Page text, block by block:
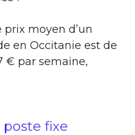
prix moyen d’un
en Occitanie est de
€ par semaine,
fixe